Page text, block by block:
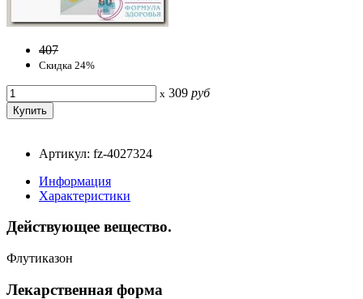
407
Скидка 24%
x 309 руб
Артикул: fz-4027324
Информация
Характеристики
Действующее вещество.
Флутиказон
Лекарственная форма